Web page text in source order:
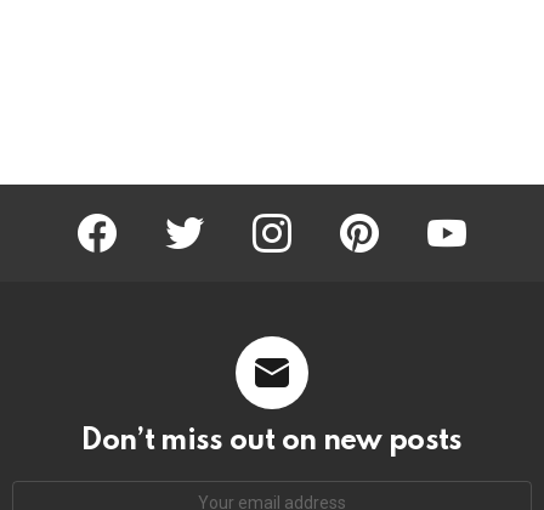
facebook twitter instagram pinterest youtube
Don’t miss out on new posts